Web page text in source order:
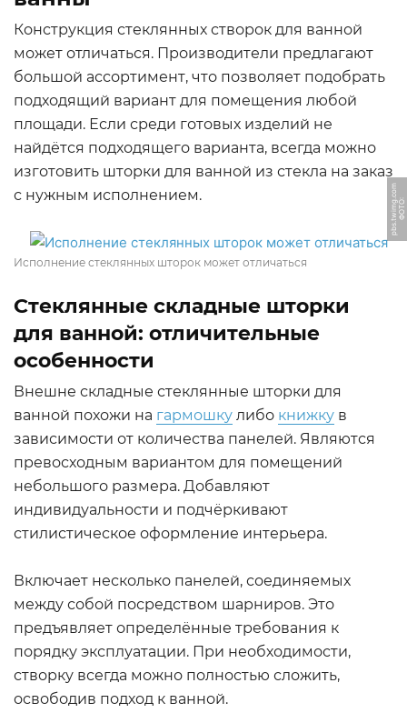
Конструкция стеклянных створок для ванной
может отличаться. Производители предлагают
большой ассортимент, что позволяет подобрать
подходящий вариант для помещения любой
площади. Если среди готовых изделий не
найдётся подходящего варианта, всегда можно
изготовить шторки для ванной из стекла на заказ
с нужным исполнением.
Ф
О
Т
О:
p
b
s.
t
wi
m
g.
c
o
m
Исполнение стеклянных шторок может отличаться
Стеклянные складные шторки
для ванной: отличительные
особенности
Внешне складные стеклянные шторки для
ванной похожи на гармошку либо книжку в
зависимости от количества панелей. Являются
превосходным вариантом для помещений
небольшого размера. Добавляют
индивидуальности и подчёркивают
стилистическое оформление интерьера.
Включает несколько панелей, соединяемых
между собой посредством шарниров. Это
предъявляет определённые требования к
порядку эксплуатации. При необходимости,
створку всегда можно полностью сложить,
освободив подход к ванной.